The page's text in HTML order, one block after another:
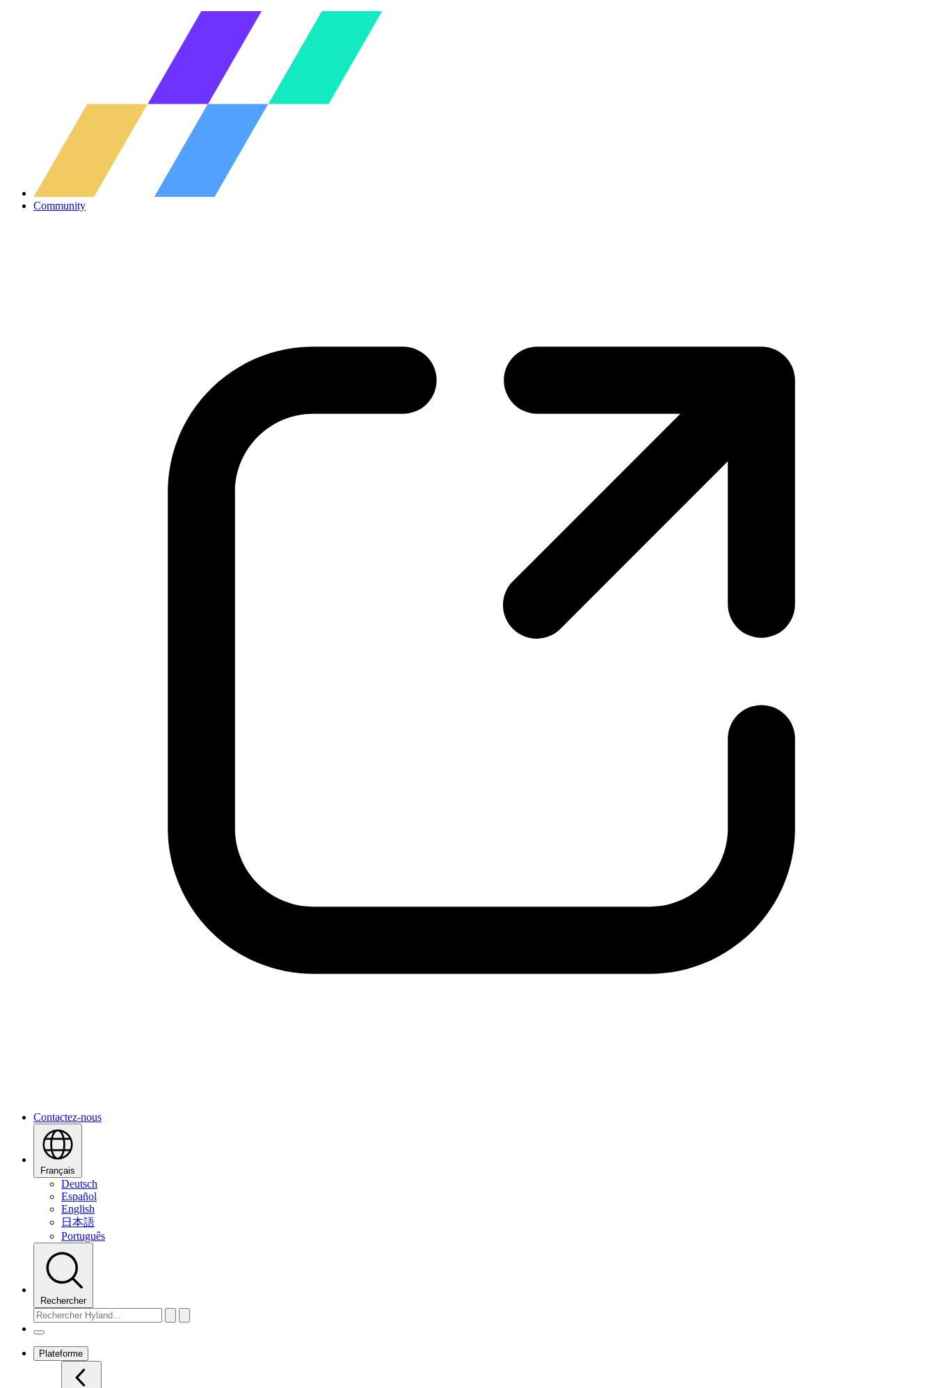
Community
Contactez-nous
Français
Deutsch
Español
English
日本語
Português
Rechercher
Plateforme